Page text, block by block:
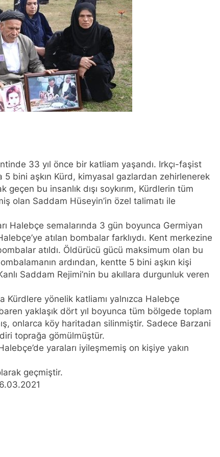
halkının meşru haklarının tanınması ile gerçekleşebilir. 1
Partisi-HAK-PAR Urfa ili SİVEREK ilçe kongresi yapıldı.
Partisi-HAK-PAR Heyeti, Hewler’de KDP İran
ENKS ile görüştü
KDP ALAKAD ile görüştü HAK-PAR Heyeti 25
Kurulu; ‘KÜRT HALKI HAK VE ÖZGÜRLÜK
üzerinden 102 yıl geçse de; Kürt milleti özgürlükten asla
HAK-PARê: Têkçûna heyî têkçûna rê û polîtîkayên xelet
YOL VE YÖNTEMLERDİR. KÜRTLER DOĞRU, ULUSAL
Düzgün Kaplan’ın Kurdistan partileri Hak ve
Kürdistan Sosyalist Partisi (PSK) ve Kürdistan
yaptığı konuşma:
HEWLER’DE HİZBÊN ZEHMETKEŞÊN
ALAKAD’I ZİYARET ETTİ.
komisyonu üyesi Berin Eren Kurdistan24 te Cemal Batun’un
Siracettin Sarı; Almanya-Bottrop’da “Ortadoğu, Kürtler
33 yıl önce bir katliam yaşandı. Irkçı-faşist
5 bini aşkın Kürd, kimyasal gazlardan zehirlenerek
geçen bu insanlık dışı soykırım, Kürdlerin tüm
olan Saddam Hüseyin’in özel talimatı ile
Halebçe semalarında 3 gün boyunca Germiyan
atılan bombalar farklıydı. Kent merkezine
atıldı. Öldürücü gücü maksimum olan bu
ardından, kentte 5 bini aşkın kişi
Saddam Rejimi’nin bu akıllara durgunluk veren
Kürdlere yönelik katliamı yalnızca Halebçe
yaklaşık dört yıl boyunca tüm bölgede toplam
onlarca köy haritadan silinmiştir. Sadece Barzani
toprağa gömülmüştür.
yaraları iyileşmemiş on kişiye yakın
geçmiştir.